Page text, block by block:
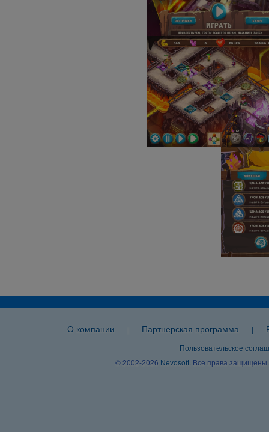
О компании | Партнерская программа |
Пользовательское
© 2002-2026 Nevosoft . Все права защищены